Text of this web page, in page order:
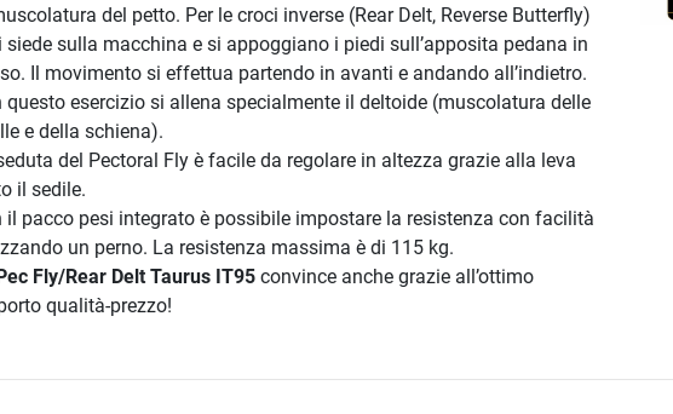
del petto. Per le croci inverse (Rear Delt, Reverse Butterfly)
siede sulla macchina e si appoggiano i piedi sull’apposita pedana in
Il movimento si effettua partendo in avanti e andando all’indietro.
questo esercizio si allena specialmente il deltoide (muscolatura delle
e della schiena).
del Pectoral Fly è facile da regolare in altezza grazie alla leva
il sedile.
il pacco pesi integrato è possibile impostare la resistenza con facilità
un perno. La resistenza massima è di 115 kg.
Fly/Rear Delt Taurus IT95convince anche grazie all’ottimo
qualità-prezzo!